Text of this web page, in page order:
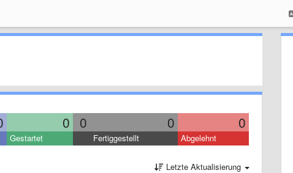
0 0 0 0
Gestartet Fertiggestellt Abgelehnt
Letzte Aktualisierung